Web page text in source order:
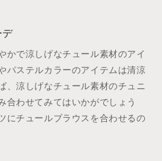
デ
かで涼しげなチュール素材のアイ
パステルカラーのアイテムは清涼
、涼しげなチュール素材のチュニ
合わせてみてはいかがでしょう
にチュールブラウスを合わせるの